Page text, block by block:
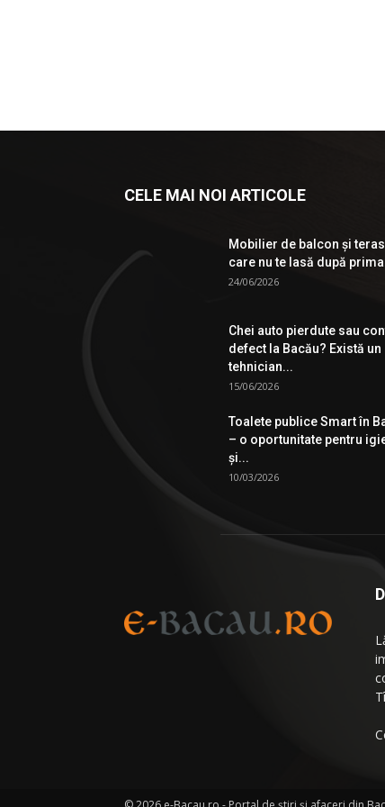
CELE MAI NOI ARTICOLE
Mobilier de balcon și
care nu te lasă după
24/06/2026
Chei auto pierdute sau
defect la Bacău? Există un
tehnician...
15/06/2026
Toalete publice Smart în
– o oportunitate pentru
şi...
10/03/2026